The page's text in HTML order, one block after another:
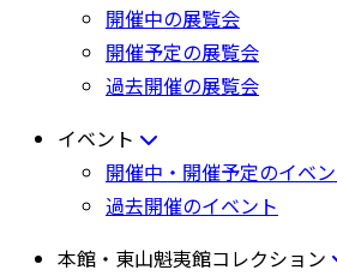
開催中の展覧会
開催予定の展覧会
過去開催の展覧会
イベント
開催中・開催予定のイベ
過去開催のイベント
本館・東山魁夷館コレクション